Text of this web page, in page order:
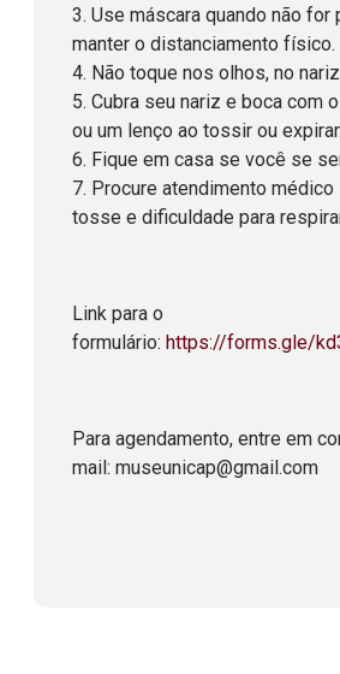
3. Use máscara quando não for
manter o distanciamento físico.
4. Não toque nos olhos, no
5. Cubra seu nariz e boca com
ou um lenço ao tossir ou expirar.
6. Fique em casa se você se
7. Procure atendimento
tosse e dificuldade para
Link para o
formulário: https://forms.gle/
Para agendamento, entre em
mail: museunicap@gmail.com